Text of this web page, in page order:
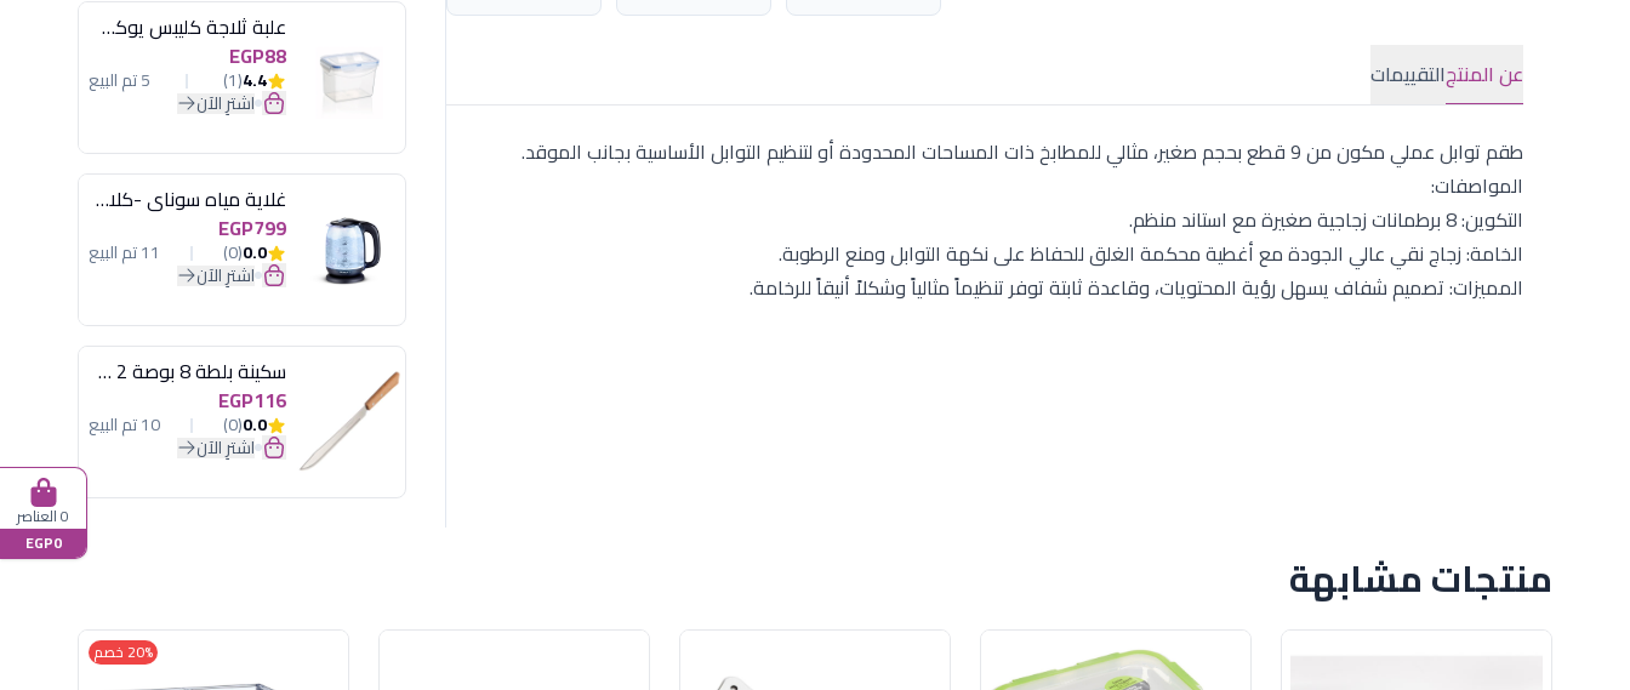
عن المنتجالتقييمات
طقم توابل عملي مكون من 9 قطع بحجم صغير، مثالي للمطابخ ذات المساحات المحدودة أو لتنظيم التوابل الأساسية بجانب الموقد.
المواصفات:
التكوين: 8 برطمانات زجاجية صغيرة مع استاند منظم.
الخامة: زجاج نقي عالي الجودة مع أغطية محكمة الغلق للحفاظ على نكهة التوابل ومنع الرطوبة.
المميزات: تصميم شفاف يسهل رؤية المحتويات، وقاعدة ثابتة توفر تنظيماً مثالياً وشكلاً أنيقاً للرخامة.
علبة ثلاجة كليبس يوكسان
EGP88
4.4
(1) 5 تم البيع
اشترِ الآن
غلاية مياه سوناي -كلاسيك 2200 وات، 1.7 لتر زجاج اضائة ليد - MAR-3752
EGP799
0.0
(0) 11 تم البيع
اشترِ الآن
سكينة بلطة 8 بوصة 2 مسمار
EGP116
0.0
(0) 10 تم البيع
اشترِ الآن
منتجات مشابهة
20% خصم
0 العناصر
EGP0